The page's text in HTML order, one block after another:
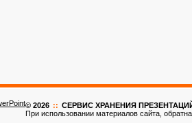
© 2026 :: CЕРВИС ХРАНЕНИЯ ПРЕЗЕНТАЦИЙ
При использовании материалов сайта,